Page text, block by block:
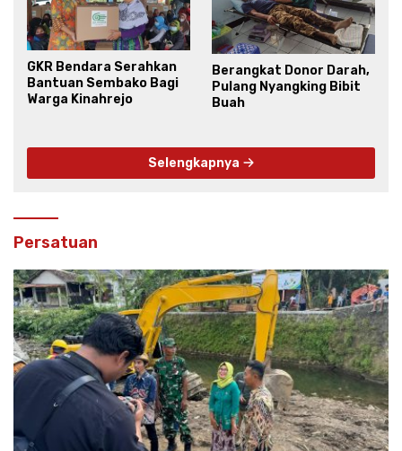
GKR Bendara Serahkan
Bantuan Sembako Bagi
Warga Kinahrejo
Berangkat Donor Darah,
Pulang Nyangking Bibit
Buah
Selengkapnya
Persatuan